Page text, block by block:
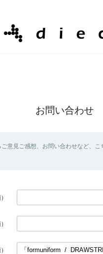
お問い合わせ
意見ご感想、お問い合わせなど、